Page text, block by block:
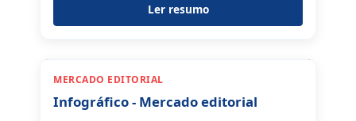
Ler resumo
MERCADO EDITORIAL
Infográfico - Mercado editorial